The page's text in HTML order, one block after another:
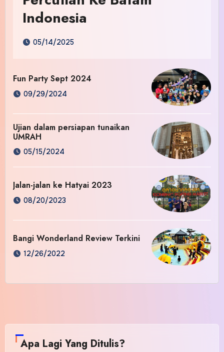
Indonesia
05/14/2025
Fun Party Sept 2024
09/29/2024
Ujian dalam persiapan tunaikan
UMRAH
05/15/2024
Jalan-jalan ke Hatyai 2023
08/20/2023
Bangi Wonderland Review Terkini
12/26/2022
Apa Lagi Yang Ditulis?